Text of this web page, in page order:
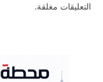
التعليقات مغلقة.